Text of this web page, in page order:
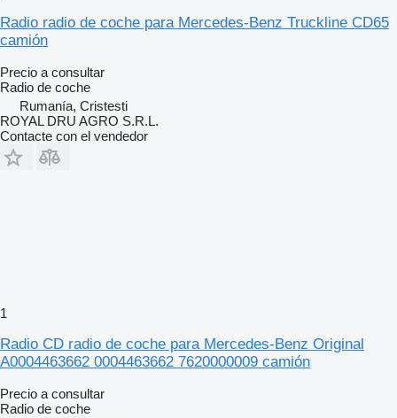
Radio radio de coche para Mercedes-Benz Truckline CD65
camión
Precio a consultar
Radio de coche
Rumanía, Cristesti
ROYAL DRU AGRO S.R.L.
Contacte con el vendedor
1
Radio CD radio de coche para Mercedes-Benz Original
A0004463662 0004463662 7620000009 camión
Precio a consultar
Radio de coche